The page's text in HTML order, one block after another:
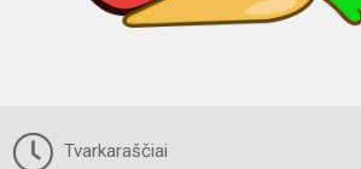
Tvarkaraščiai